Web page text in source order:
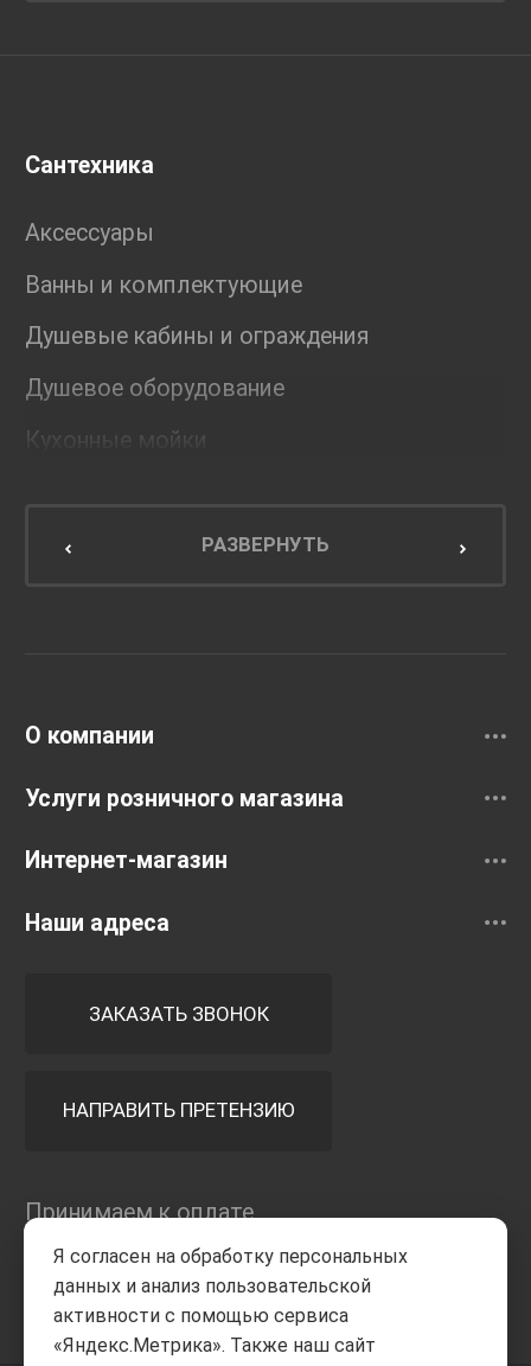
Сантехника
Аксессуары
Ванны и комплектующие
Душевые кабины и ограждения
Душевое оборудование
Кухонные мойки
Мебель для кухниРАЗВЕРНУТЬ
О компании
Услуги розничного магазина
Интернет-магазин
Наши адреса
ЗАКАЗАТЬ ЗВОНОК
НАПРАВИТЬ ПРЕТЕНЗИЮ
Принимаем к оплате
Я согласен на обработку персональных
данных и анализ пользовательской
активности с помощью сервиса
«Яндекс.Метрика». Также наш сайт